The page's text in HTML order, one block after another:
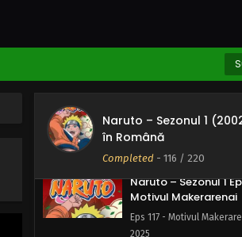
Naruto – Sezonul 1
în Română
Completed - 116 / 220
Naruto – Sezonul 1
Greșeală de calcul:
Eps 119 - Greșeală de
inamic - 9 August, 2025
Naruto – Sezonul 1
Echipa întârzie
Naruto – Sezonul 1
Motivul Makerarenai
Eps 117 - Motivul
2025